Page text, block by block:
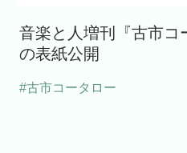
音楽と人増刊『古市コ
の表紙公開
#古市コータロー